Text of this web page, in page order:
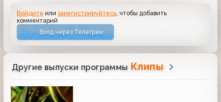
Войдите илизарегистрируйтесь , чтобы добавить
комментарий
Вход через Телеграм
Другие выпуски программы Клипы